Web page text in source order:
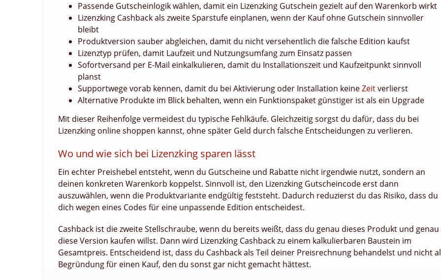
Passende Gutscheinlogik wählen, damit ein Lizenzking Gutschein gezielt auf den Warenkorb wirkt
Lizenzking Cashback als zweite Sparstufe einplanen, wenn der Kauf ohne Gutschein sinnvoller
bleibt
Produktversion sauber abgleichen, damit du nicht versehentlich die falsche Edition kaufst
Lizenztyp prüfen, damit Laufzeit und Nutzungsumfang zum Einsatz passen
Sofortversand per E-Mail einkalkulieren, damit du Installationszeit und Kaufzeitpunkt sinnvoll
planst
Supportwege vorab kennen, damit du bei Aktivierung oder Installation keineZeitverlierst
Alternative Produkte im Blick behalten, wenn ein Funktionspaket günstiger ist als ein Upgrade
Mit dieser Reihenfolge vermeidest du typische Fehlkäufe. Gleichzeitig sorgst du dafür, dass du bei
Lizenzking online shoppen kannst, ohne später Geld durch falsche Entscheidungen zu verlieren.
Wo und wie sich bei Lizenzking sparen lässt
Ein echter Preishebel entsteht, wenn du Gutscheine und Rabatte nicht irgendwie nutzt, sondern an
deinen konkreten Warenkorb koppelst. Sinnvoll ist, den Lizenzking Gutscheincode erst dann
auszuwählen, wenn die Produktvariante endgültig feststeht. Dadurch reduzierst du das Risiko, dass du
dich wegen eines Codes für eine unpassende Edition entscheidest.
Cashback ist die zweite Stellschraube, wenn du bereits weißt, dass du genau dieses Produkt und genau
diese Version kaufen willst. Dann wird Lizenzking Cashback zu einem kalkulierbaren Baustein im
Gesamtpreis. Entscheidend ist, dass du Cashback als Teil deiner Preisrechnung behandelst und nicht
Begründung für einen Kauf, den du sonst gar nicht gemacht hättest.